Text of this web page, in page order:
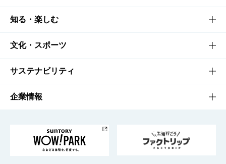
商品TOP
商品一覧
商品発売情報
栄養成分一覧
知る・楽しむ
知る・楽しむTOP
キャンペーン
工場見学
地域情報
文化・スポーツ
文化・スポーツTOP
サントリーホール
サントリーサンバーズ大阪
サステナビリティ
サステナビリティTOP
サントリーが考えるサステナビリティ経営
企業情報
企業概要